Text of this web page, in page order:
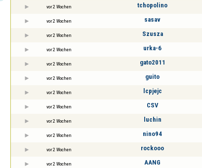
vor 2 Wochen tchopolino
vor 2 Wochen sasav
vor 2 Wochen Szusza
vor 2 Wochen urka-6
vor 2 Wochen gato2011
vor 2 Wochen guito
vor 2 Wochen lcpjejc
vor 2 Wochen CSV
vor 2 Wochen luchin
vor 2 Wochen nino94
vor 2 Wochen rockooo
vor 2 Wochen AANG